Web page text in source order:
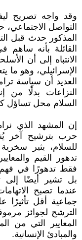
وقد واجه تصريح
التواصل
المذكور حدث قبل
القائلة بأنه
الانتباه إلى أن
الإسرائيلي، وهو ما
العديد أن سياسة
النزاعات بدلًا من
السلام محل تساؤل
إن المشهد الذي
حرب بترشيح آخر
للسلام، يثير
تدهور القيم
فقط تدهورًا في فهم
بل تشير أيضًا إلى
عندما تصبح
جماعية أقل تأثيرًا
الترشح لجوائز
المعايير التي من
والمبادئ الإنسانية.